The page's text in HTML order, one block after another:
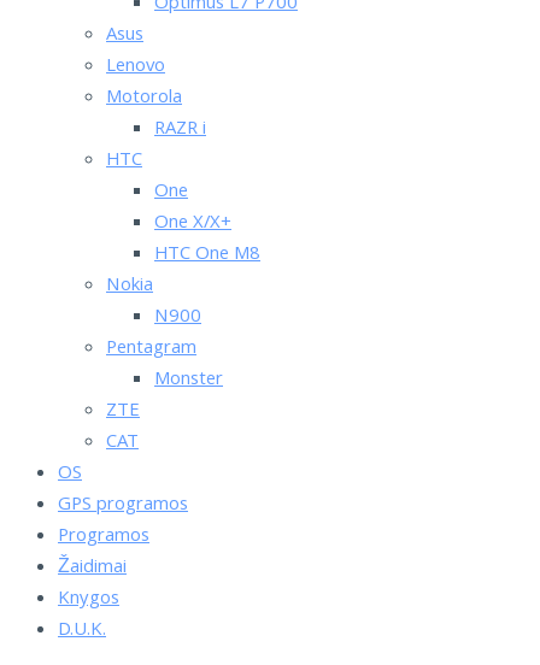
Asus
Lenovo
Motorola
RAZR i
HTC
One
One X/X+
HTC One M8
Nokia
N900
Pentagram
Monster
ZTE
CAT
OS
GPS programos
Programos
Žaidimai
Knygos
D.U.K.